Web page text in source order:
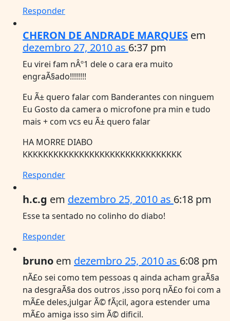
Responder
CHERON DE ANDRADE MARQUES em
dezembro 27, 2010 as 6:37 pm
Eu virei fam nÂº1 dele o cara era muito
engraÃ§ado!!!!!!!!
Eu Ã± quero falar com Banderantes con ninguem
Eu Gosto da camera o microfone pra min e tudo
mais + com vcs eu Ã± quero falar
HA MORRE DIABO
KKKKKKKKKKKKKKKKKKKKKKKKKKKKKKK
Responder
h.c.g em dezembro 25, 2010 as 6:18 pm
Esse ta sentado no colinho do diabo!
Responder
bruno em dezembro 25, 2010 as 6:08 pm
nÃ£o sei como tem pessoas q ainda acham graÃ§a
na desgraÃ§a dos outros ,isso porq nÃ£o foi com a
mÃ£e deles,julgar Ã© fÃ¡cil, agora estender uma
mÃ£o amiga isso sim Ã© dificil.